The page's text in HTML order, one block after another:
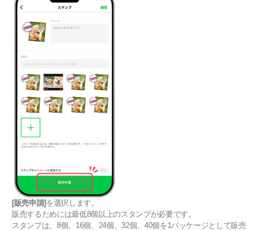
[販売申請] を選択します。
販売するためには最低8個以上のスタンプが必要です。
スタンプは、8個、16個、24個、32個、40個を1パッケージとして販売